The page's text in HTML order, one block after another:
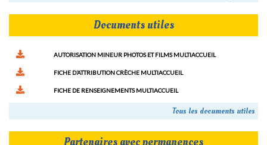
Documents utiles
AUTORISATION MINEUR PHOTOS ET FILMS MULTIACCUEIL
FICHE D’ATTRIBUTION CRÈCHE MULTIACCUEIL
FICHE DE RENSEIGNEMENTS MULTIACCUEIL
Tous les documents utiles